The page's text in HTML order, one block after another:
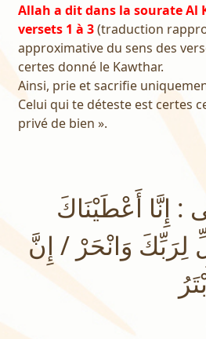
Allah a dit dans la sourate Al
versets 1 à 3(traduction
approximative du sens des
certes donné le Kawthar.
Ainsi, prie et sacrifie
Celui qui te déteste est certes
privé de bien ».
: إِنَّا أَعْطَيْنَاكَ
لِرَبِّكَ وَانْحَرْ / إِنَّ